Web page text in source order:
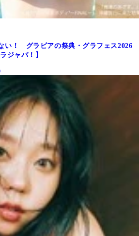
い！ グラビアの祭典・グラフェス2026
ジャパ！】